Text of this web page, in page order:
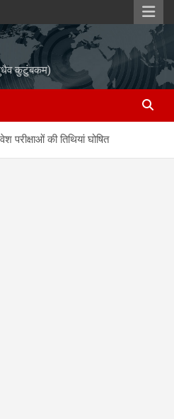
कुटुंबकम)
परीक्षाओं की तिथियां घोषित